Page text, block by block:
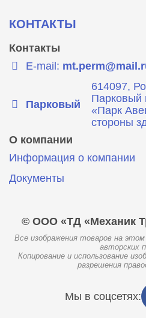
КОНТАКТЫ
Контакты
E-mail:
Парковый
614097,
Парковый
«Парк
стороны
О компании
Информация о компании
Документы
© ООО «ТД «Механик
Все изображения товаров на
авторских
Копирование и использование
разрешения
Мы в соцсетях: